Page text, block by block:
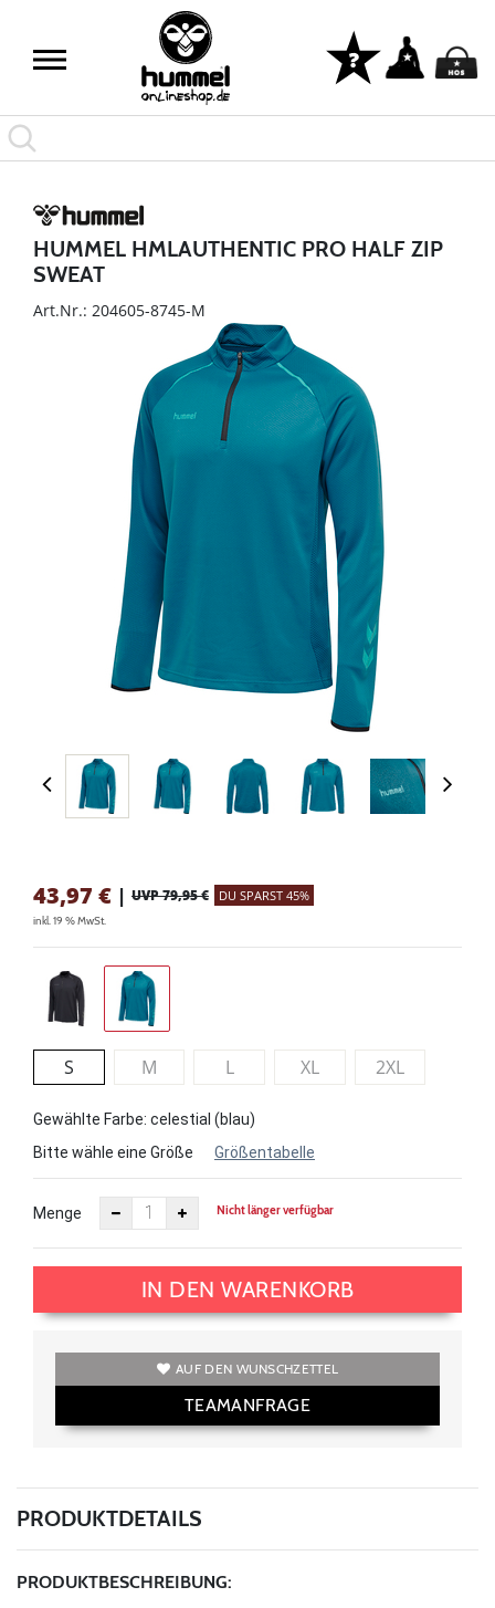
HUMMEL HMLAUTHENTIC PRO HALF ZIP
SWEAT
Art.Nr.: 204605-8745-M
43,97 € | UVP 79,95 € DU SPARST 45%
inkl. 19 % MwSt.
S M L XL 2XL
Gewählte Farbe: celestial (blau)
Bitte wähle eine Größe
Größentabelle
Menge Nicht länger verfügbar
IN DEN WARENKORB
AUF DEN WUNSCHZETTEL
TEAMANFRAGE
PRODUKTDETAILS
PRODUKTBESCHREIBUNG: